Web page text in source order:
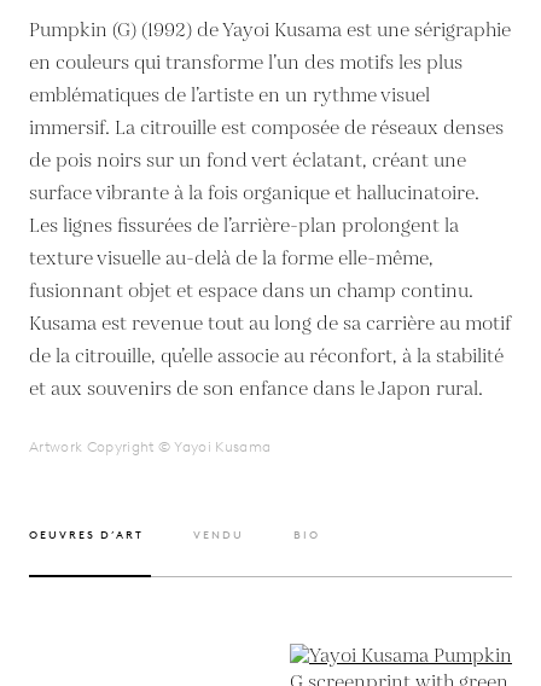
Pumpkin (G) (1992) de Yayoi Kusama est une sérigraphie
en couleurs qui transforme l’un des motifs les plus
emblématiques de l’artiste en un rythme visuel
immersif. La citrouille est composée de réseaux denses
de pois noirs sur un fond vert éclatant, créant une
surface vibrante à la fois organique et hallucinatoire.
Les lignes fissurées de l’arrière-plan prolongent la
texture visuelle au-delà de la forme elle-même,
fusionnant objet et espace dans un champ continu.
Kusama est revenue tout au long de sa carrière au motif
de la citrouille, qu’elle associe au réconfort, à la stabilité
et aux souvenirs de son enfance dans le Japon rural.
Artwork Copyright © Yayoi Kusama
OEUVRES D’ART VENDU BIO